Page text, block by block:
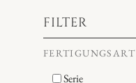
FILTER
FERTIGUNGSART
Serie